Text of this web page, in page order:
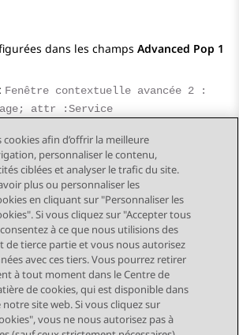
dans les champs Advanced Pop 1
Fenêtre contextuelle avancée 2 :
attr :Service
sujet Sujet suivant
afin d’offrir la meilleure
personnaliser le contenu,
ciblées et analyser le trafic du site.
plus ou personnaliser les
en cliquant sur "Personnaliser les
Si vous cliquez sur "Accepter tous
à ce que nous utilisions des
de tierce partie et vous nous autorisez
avec ces tiers. Vous pourrez retirer
à tout moment dans le Centre de
de cookies, qui est disponible dans
site web. Si vous cliquez sur
vous ne nous autorisez pas à